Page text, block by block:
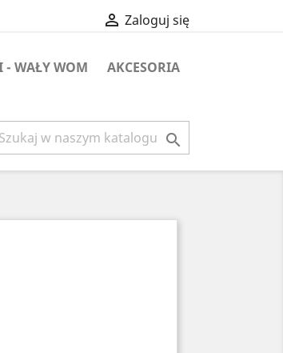
 Zaloguj się
- WAŁY WOM AKCESORIA
